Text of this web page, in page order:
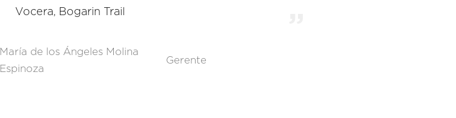
Vocera, Bogarin Trail
María de los Ángeles Molina
Espinoza
Gerente